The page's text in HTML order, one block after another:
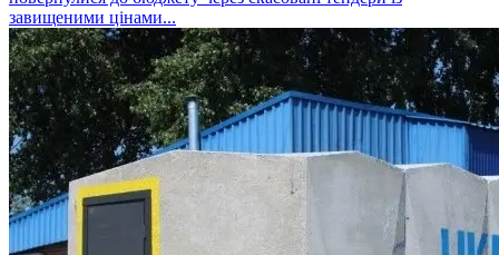
завищеними цінами...